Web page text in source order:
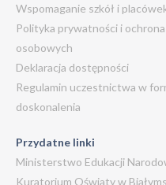
Wspomaganie szkół i
Polityka prywatności i
osobowych
Deklaracja dostępności
Regulamin uczestnictwa w
doskonalenia
Przydatne linki
Ministerstwo Edukacji
Kuratorium Oświaty w